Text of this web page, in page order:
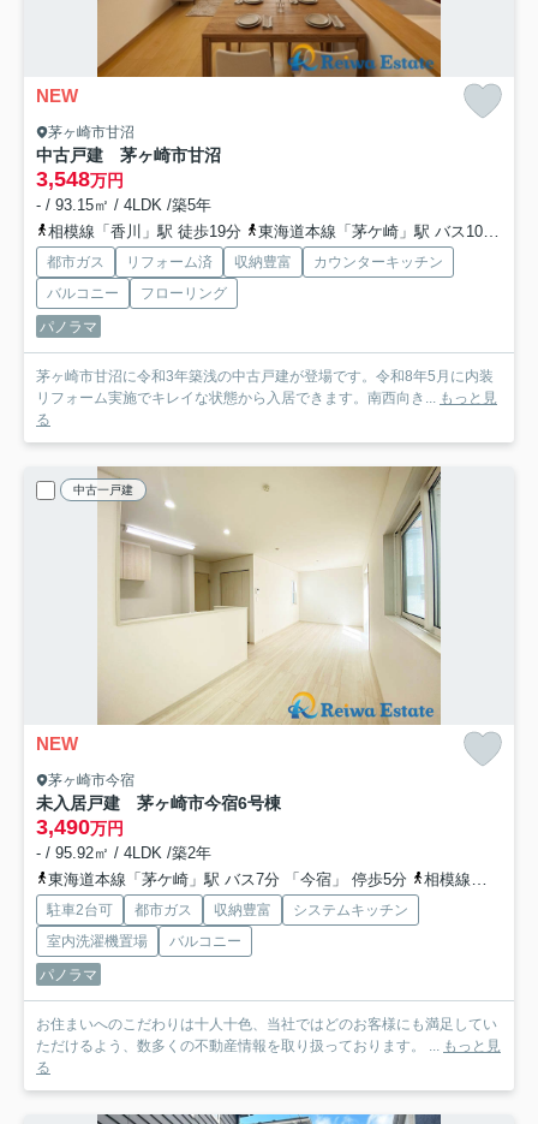
NEW
茅ヶ崎市甘沼
中古戸建 茅ヶ崎市甘沼
3,548万円
- / 93.15㎡ / 4LDK /築5年
相模線「香川」駅 徒歩19分
東海道本線「茅ケ崎」駅 バス10分 「甘沼」 停歩3分
都市ガス リフォーム済 収納豊富
カウンターキッチン
バルコニー
フローリング
パノラマ
茅ヶ崎市甘沼に令和3年築浅の中古戸建が登場です。令和8年5月に内装
リフォーム実施でキレイな状態から入居できます。南西向き... もっと見
る
中古一戸建
NEW
茅ヶ崎市今宿
未入居戸建 茅ヶ崎市今宿6号棟
3,490万円
- / 95.92㎡ / 4LDK /築2年
東海道本線「茅ケ崎」駅 バス7分 「今宿」 停歩5分
相模線「茅ケ崎」駅 バス7分 「今宿」 停歩5分
駐車2台可 都市ガス 収納豊富
システムキッチン
室内洗濯機置場
バルコニー
パノラマ
お住まいへのこだわりは十人十色、当社ではどのお客様にも満足してい
ただけるよう、数多くの不動産情報を取り扱っております。 ... もっと見
る